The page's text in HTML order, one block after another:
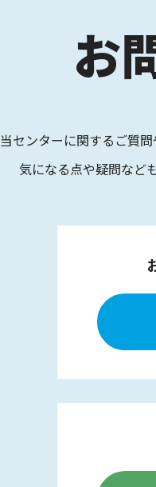
お
当センターに関するご質問
気になる点や疑問など